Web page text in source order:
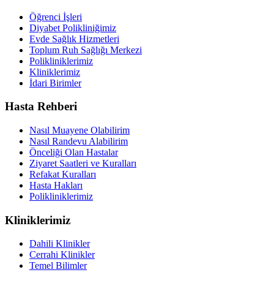
Öğrenci İşleri
Diyabet Polikliniğimiz
Evde Sağlık Hizmetleri
Toplum Ruh Sağlığı Merkezi
Polikliniklerimiz
Kliniklerimiz
İdari Birimler
Hasta Rehberi
Nasıl Muayene Olabilirim
Nasıl Randevu Alabilirim
Önceliği Olan Hastalar
Ziyaret Saatleri ve Kuralları
Refakat Kuralları
Hasta Hakları
Polikliniklerimiz
Kliniklerimiz
Dahili Klinikler
Cerrahi Klinikler
Temel Bilimler